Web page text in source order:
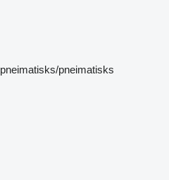
pneimatisks/pneimatisks